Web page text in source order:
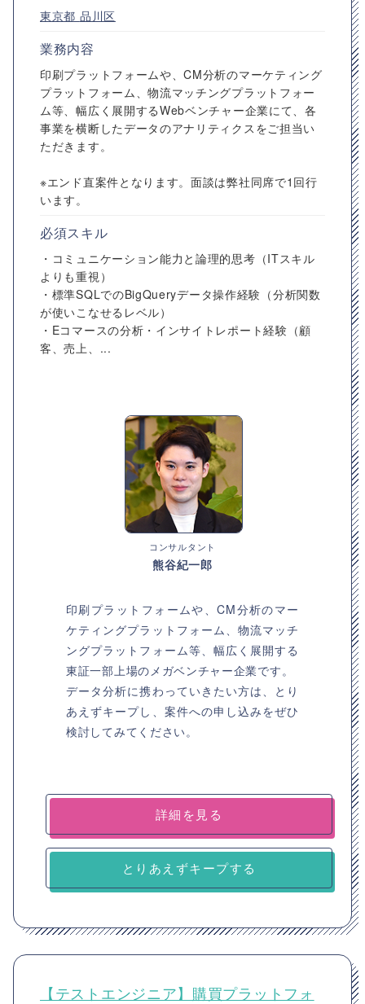
東京都 品川区
業務内容
印刷プラットフォームや、CM分析のマーケティング
プラットフォーム、物流マッチングプラットフォー
ム等、幅広く展開するWebベンチャー企業にて、各
事業を横断したデータのアナリティクスをご担当い
ただきます。
※エンド直案件となります。面談は弊社同席で1回行
います。
必須スキル
・コミュニケーション能力と論理的思考（ITスキル
よりも重視）
・標準SQLでのBigQueryデータ操作経験（分析関数
が使いこなせるレベル）
・Eコマースの分析・インサイトレポート経験（顧
客、売上、...
コンサルタント
熊谷紀一郎
印刷プラットフォームや、CM分析のマー
ケティングプラットフォーム、物流マッチ
ングプラットフォーム等、幅広く展開する
東証一部上場のメガベンチャー企業です。
データ分析に携わっていきたい方は、とり
あえずキープし、案件への申し込みをぜひ
検討してみてください。
詳細を見る
とりあえずキープする
【テストエンジニア】購買プラットフォ